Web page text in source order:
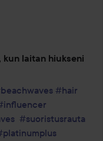
kun laitan hiukseni
#hair
#suoristusrauta